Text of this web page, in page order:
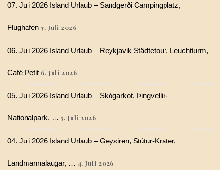
07. Juli 2026 Island Urlaub – Sandgerði Campingplatz,
Flughafen 7. Juli 2026
06. Juli 2026 Island Urlaub – Reykjavik Städtetour, Leuchtturm,
Café Petit 6. Juli 2026
05. Juli 2026 Island Urlaub – Skógarkot, Þingvellir-
Nationalpark, … 5. Juli 2026
04. Juli 2026 Island Urlaub – Geysiren, Stútur-Krater,
Landmannalaugar, … 4. Juli 2026